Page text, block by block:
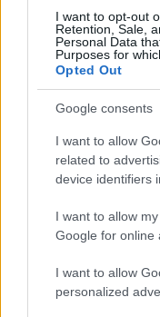
I want to opt-out
Retention, Sale,
Personal Data
Purposes for
Opted Out
Google consents
I want to allow
related to
device identifiers
I want to allow
Google for online
I want to allow
personalized
Ilyen a fiatalabb